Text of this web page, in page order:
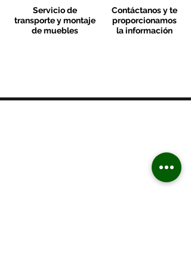
Servicio de
transporte y montaje
de muebles
Contáctanos y te
proporcionamos
la información